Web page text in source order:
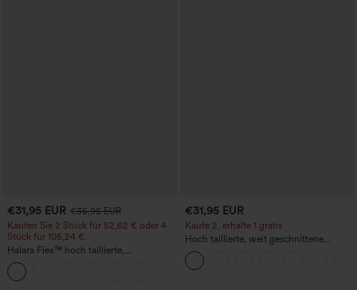
€31,95 EUR €35,95 EUR
Kaufen Sie 2 Stück für 52,62 € oder 4
Stück für 105,24 €.
Halara Flex™ hoch taillierte,
figurformende Arbeitshose, die die Taille
schmaler wirken lässt, mit Taschen,
weitem Bein und Mikro-Waffelstruktur
€31,95 EUR
Kaufe 2, erhalte 1 gratis
Hoch taillierte, weit geschnittene
Freizeithose aus Leinenmischung mit
Kordelzug und Taschen